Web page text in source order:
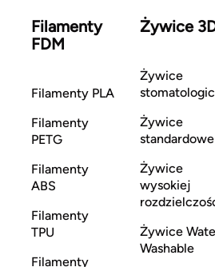
Filamenty
FDM
Filamenty PLA
Filamenty
PETG
Filamenty
ABS
Filamenty
TPU
Filamenty
Żywice
Żywice
Żywice
standardowe
Żywice
wysokiej
Żywice
Washable